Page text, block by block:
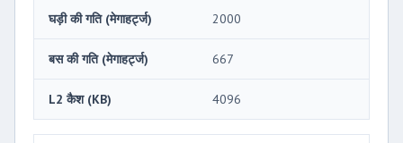
घड़ी की गति (मेगाहर्ट्ज) 2000
बस की गति (मेगाहर्ट्ज) 667
L2 कैश (KB) 4096